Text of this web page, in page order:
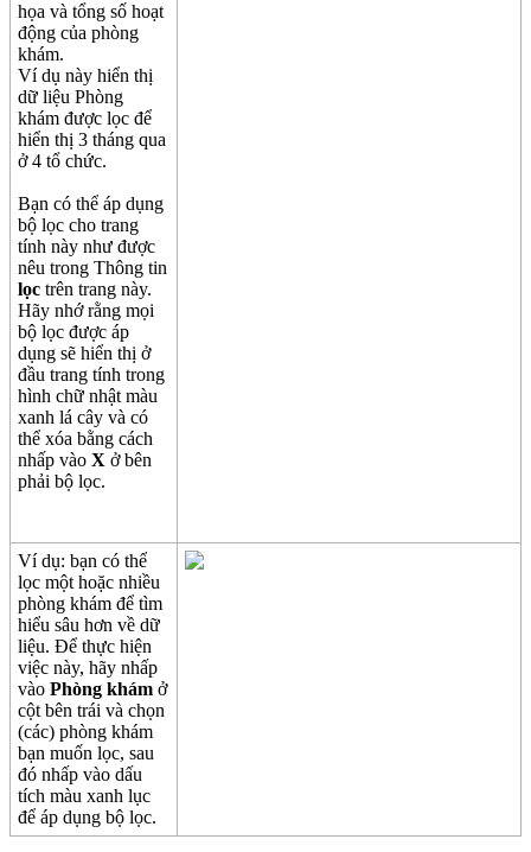
họa và tổng số hoạt
động của phòng
khám.
Ví dụ này hiển thị
dữ liệu Phòng
khám được lọc để
hiển thị 3 tháng qua
ở 4 tổ chức.
Bạn có thể áp dụng
bộ lọc cho trang
tính này như được
nêu trong Thông tin
lọc trên trang này.
Hãy nhớ rằng mọi
bộ lọc được áp
dụng sẽ hiển thị ở
đầu trang tính trong
hình chữ nhật màu
xanh lá cây và có
thể xóa bằng cách
nhấp vào X ở bên
phải bộ lọc.
Ví dụ: bạn có thể
lọc một hoặc nhiều
phòng khám để tìm
hiểu sâu hơn về dữ
liệu. Để thực hiện
việc này, hãy nhấp
vào Phòng khám ở
cột bên trái và chọn
(các) phòng khám
bạn muốn lọc, sau
đó nhấp vào dấu
tích màu xanh lục
để áp dụng bộ lọc.